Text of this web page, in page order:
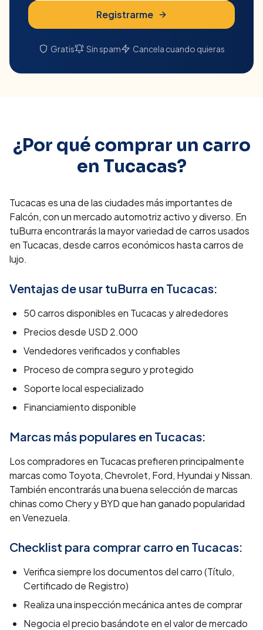
Registrarme
Gratis Sin spam Cancela cuando quieras
¿Por qué comprar un carro
en Tucacas?
Tucacas es una de las ciudades más importantes de
Falcón, con un mercado automotriz activo y diverso. En
tuBurra encontrarás la mayor variedad de carros usados
en Tucacas, desde carros económicos hasta carros de
lujo.
Ventajas de usar tuBurra en Tucacas:
50carros disponibles en Tucacas y alrededores
Precios desde USD 2.000
Vendedores verificados y confiables
Proceso de compra seguro y protegido
Soporte local especializado
Financiamiento disponible
Marcas más populares en Tucacas:
Los compradores en Tucacas prefieren principalmente
marcas como Toyota, Chevrolet, Ford, Hyundai y Nissan.
También encontrarás una buena selección de marcas
chinas como Chery y BYD que han ganado popularidad
en Venezuela.
Checklist para comprar carro en Tucacas:
Verifica siempre los documentos del carro (Título,
Certificado de Registro)
Realiza una inspección mecánica antes de comprar
Negocia el precio basándote en el valor de mercado